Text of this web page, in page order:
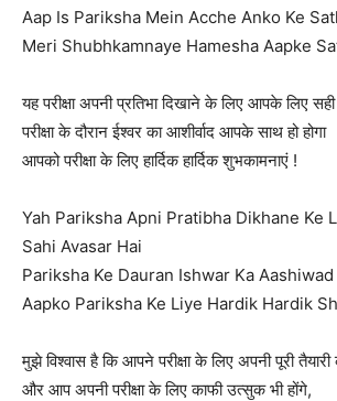
Aap Is Pariksha Mein Acche Anko Ke
Meri Shubhkamnaye Hamesha Aapke
यह परीक्षा अपनी प्रतिभा दिखाने के लिए आपके लिए
परीक्षा के दौरान ईश्वर का आशीर्वाद आपके साथ हो होगा
आपको परीक्षा के लिए हार्दिक हार्दिक शुभकामनाएं !
Yah Pariksha Apni Pratibha Dikhane Ke
Sahi Avasar Hai
Pariksha Ke Dauran Ishwar Ka
Aapko Pariksha Ke Liye Hardik Hardik
मुझे विश्वास है कि आपने परीक्षा के लिए अपनी पूरी तैयारी
और आप अपनी परीक्षा के लिए काफी उत्सुक भी होंगे,